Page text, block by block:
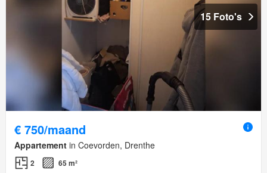
15 Foto's
€ 750/maand
Appartement in Coevorden, Drenthe
2
65 m²